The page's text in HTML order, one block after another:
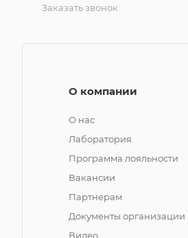
Заказать звонок
О компании
О нас
Лаборатория
Программа лояльности
Вакансии
Партнерам
Документы организации
Видео